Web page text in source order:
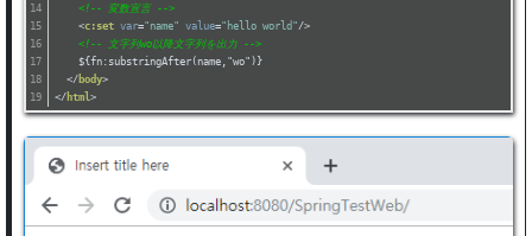
<!-- 変数宣言 -->
<c:set var="name" value="hello world" />
<!-- 文字列wo以降文字列を出力 -->
    ${fn:substringAfter(name,"wo")}
</ body>
</ html >